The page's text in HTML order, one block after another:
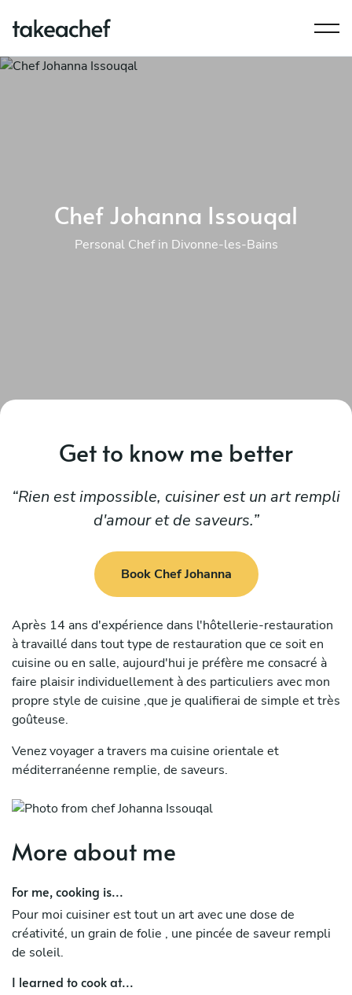
Chef Johanna Issouqal
Personal Chef in Divonne-les-Bains
Get to know me better
Rien est impossible, cuisiner est un art rempli
d'amour et de saveurs.
Book Chef Johanna
Après 14 ans d'expérience dans l'hôtellerie-restauration
à travaillé dans tout type de restauration que ce soit en
cuisine ou en salle, aujourd'hui je préfère me consacré à
faire plaisir individuellement à des particuliers avec mon
propre style de cuisine ,que je qualifierai de simple et très
goûteuse.
Venez voyager a travers ma cuisine orientale et
méditerranéenne remplie, de saveurs.
More about me
For me, cooking is...
Pour moi cuisiner est tout un art avec une dose de
créativité, un grain de folie , une pincée de saveur rempli
de soleil.
I learned to cook at...